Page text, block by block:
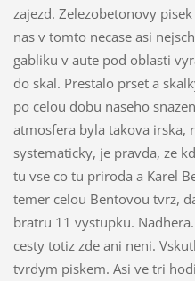
zajezd. Zelezobetonovy
nas v tomto necase asi
gabliku v aute pod oblasti
do skal. Prestalo prset a
po celou dobu naseho
atmosfera byla takova irska,
systematicky, je pravda, ze
tu vse co tu priroda a Karel
temer celou Bentovou tvrz,
bratru 11 vystupku.
cesty totiz zde ani neni.
tvrdym piskem. Asi ve tri